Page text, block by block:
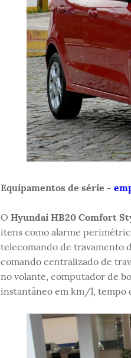
Equipamentos de série -
O Hyundai HB20 Comfort
itens como alarme
telecomando de travamento
comando centralizado de
no volante, computador de
instantâneo em km/l, tempo